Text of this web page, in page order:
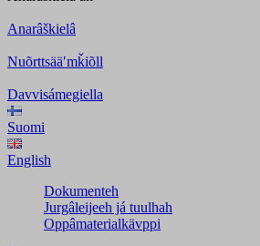
Anarâškielâ
Nuõrttsääʹmǩiõll
Davvisámegiella
Suomi
English
Dokumenteh
Jurgâleijeeh já tuulhah
Oppâmaterialkävppi